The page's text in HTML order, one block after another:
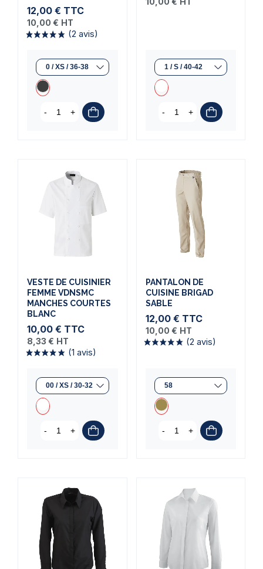
12,00 € TTC
10,00 € HT
- + - +
VESTE DE CUISINIER
FEMME VDNSMC
MANCHES COURTES
BLANC
10,00 € TTC
8,33 € HT
- +
PANTALON DE
CUISINE BRIGAD
SABLE
12,00 € TTC
10,00 € HT
- +